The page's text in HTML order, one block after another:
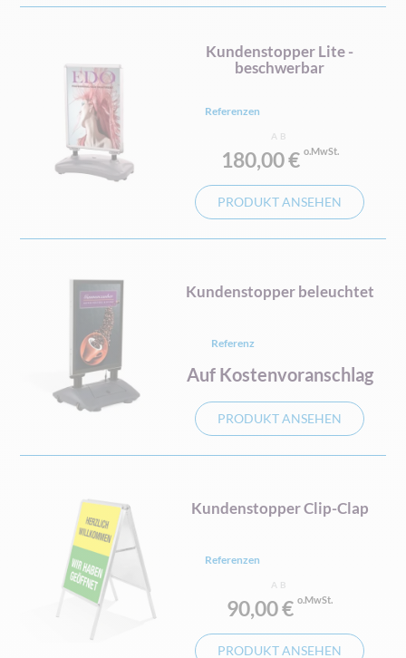
Kundenstopper Lite -
beschwerbar
Referenzen
AB
180,00 €
PRODUKT ANSEHEN
Kundenstopper beleuchtet
Referenz
Auf Kostenvoranschlag
PRODUKT ANSEHEN
Kundenstopper Clip-Clap
Referenzen
AB
90,00 €
PRODUKT ANSEHEN